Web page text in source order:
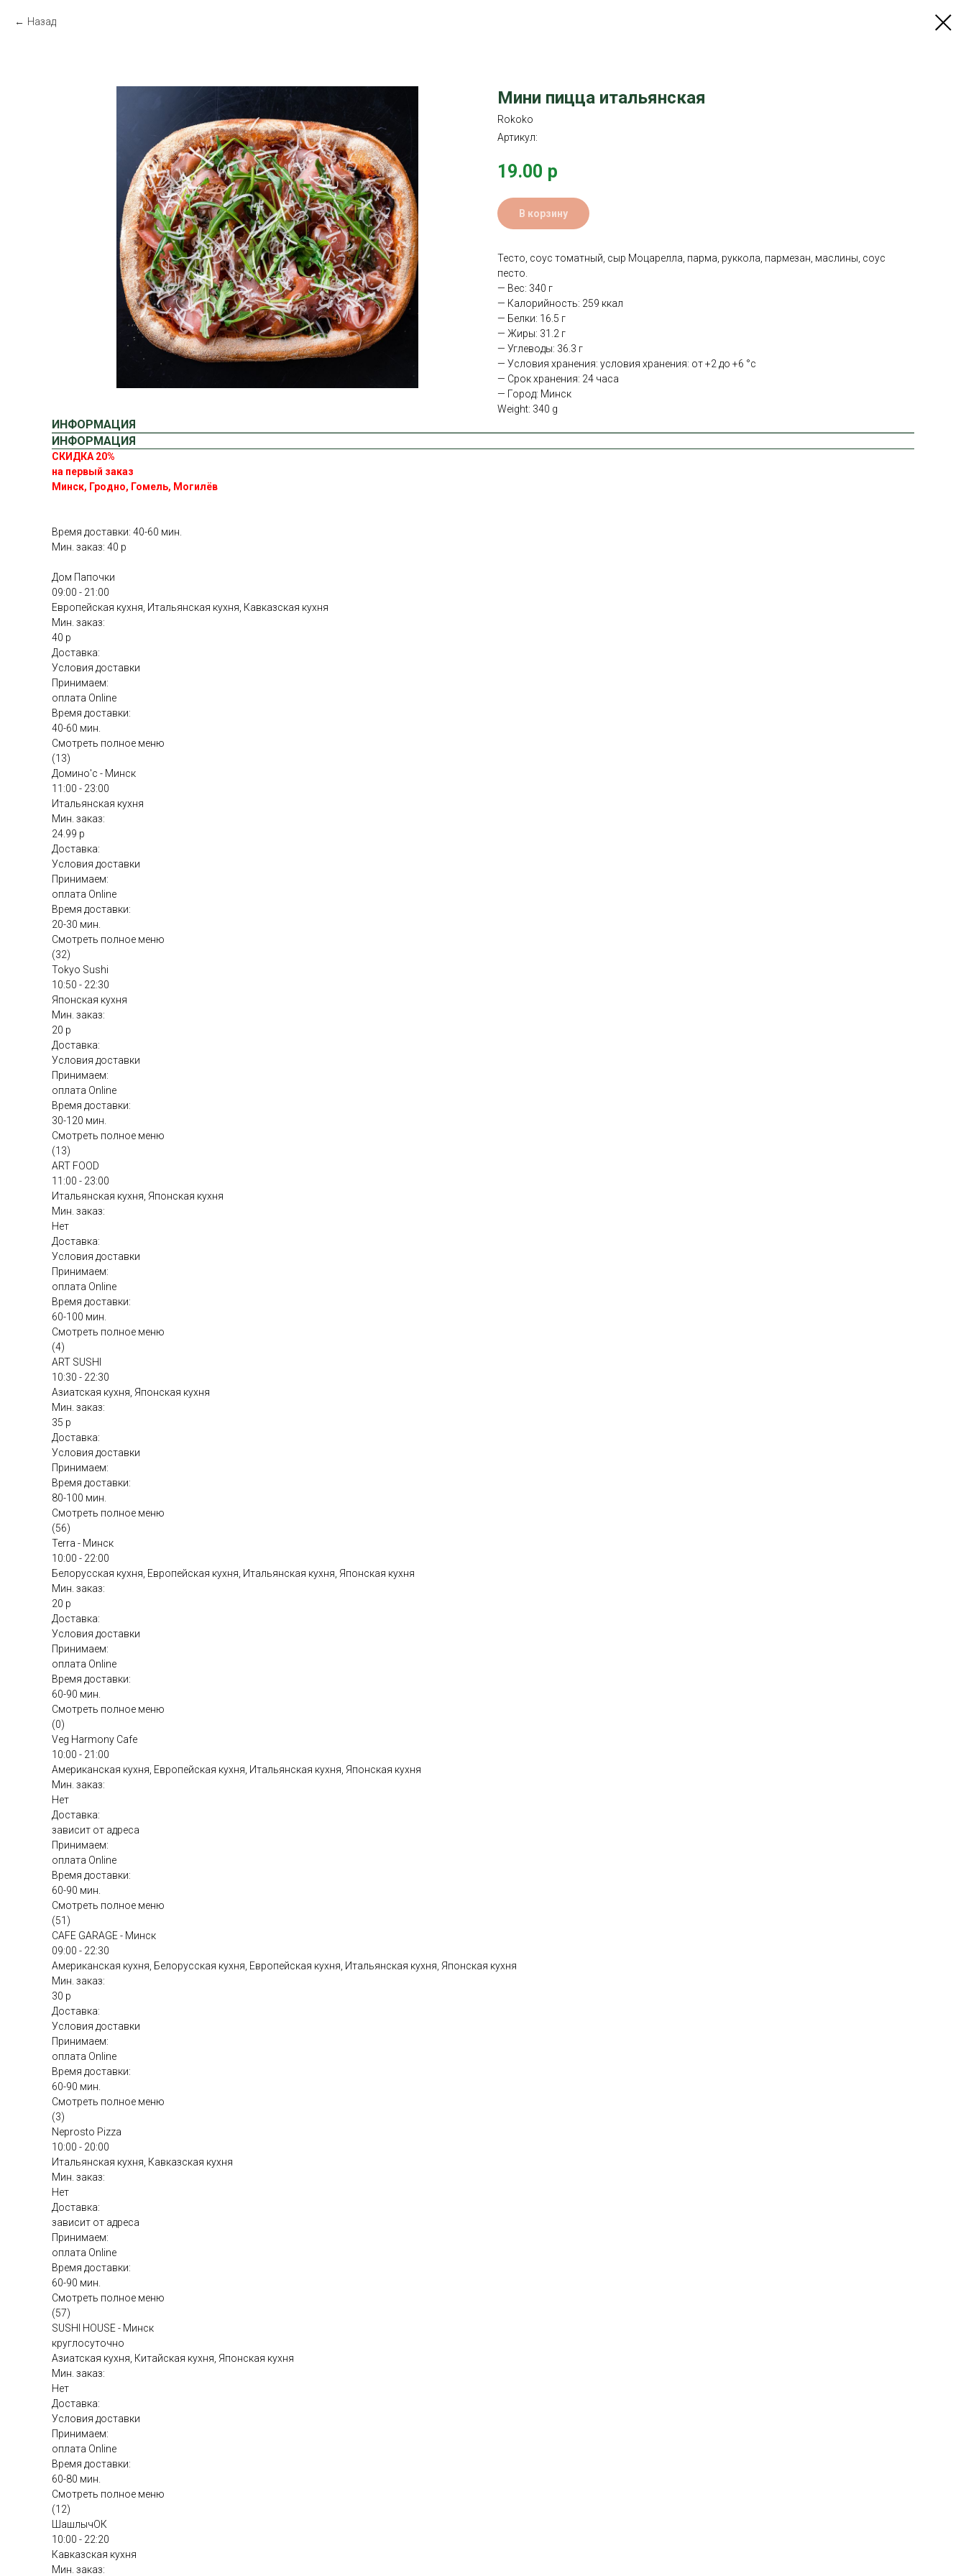
Назад
Мини пицца итальянская
Rokoko
Артикул:
19.00 р
В корзину
Тесто, соус томатный, сыр Моцарелла, парма, руккола, пармезан, маслины, соус
песто.
— Вес: 340 г
— Калорийность: 259 ккал
— Белки: 16.5 г
— Жиры: 31.2 г
— Углеводы: 36.3 г
— Условия хранения: условия хранения: от +2 до +6 °с
— Срок хранения: 24 часа
— Город: Минск
Weight: 340 g
ИНФОРМАЦИЯ
ИНФОРМАЦИЯ
СКИДКА 20%
на первый заказ
Минск, Гродно, Гомель, Могилёв
Время доставки: 40-60 мин.
Мин. заказ: 40 р
Дом Папочки
09:00 - 21:00
Европейская кухня, Итальянская кухня, Кавказская кухня
Мин. заказ:
40 р
Доставка:
Условия доставки
Принимаем:
оплата Online
Время доставки:
40-60 мин.
Смотреть полное меню
(13)
Домино'с - Минск
11:00 - 23:00
Итальянская кухня
Мин. заказ:
24.99 р
Доставка:
Условия доставки
Принимаем:
оплата Online
Время доставки:
20-30 мин.
Смотреть полное меню
(32)
Tokyo Sushi
10:50 - 22:30
Японская кухня
Мин. заказ:
20 р
Доставка:
Условия доставки
Принимаем:
оплата Online
Время доставки:
30-120 мин.
Смотреть полное меню
(13)
ART FOOD
11:00 - 23:00
Итальянская кухня, Японская кухня
Мин. заказ:
Нет
Доставка:
Условия доставки
Принимаем:
оплата Online
Время доставки:
60-100 мин.
Смотреть полное меню
(4)
ART SUSHI
10:30 - 22:30
Азиатская кухня, Японская кухня
Мин. заказ:
35 р
Доставка:
Условия доставки
Принимаем:
Время доставки:
80-100 мин.
Смотреть полное меню
(56)
Terra - Минск
10:00 - 22:00
Белорусская кухня, Европейская кухня, Итальянская кухня, Японская кухня
Мин. заказ:
20 р
Доставка:
Условия доставки
Принимаем:
оплата Online
Время доставки:
60-90 мин.
Смотреть полное меню
(0)
Veg Harmony Cafe
10:00 - 21:00
Американская кухня, Европейская кухня, Итальянская кухня, Японская кухня
Мин. заказ:
Нет
Доставка:
зависит от адреса
Принимаем:
оплата Online
Время доставки:
60-90 мин.
Смотреть полное меню
(51)
CAFE GARAGE - Минск
09:00 - 22:30
Американская кухня, Белорусская кухня, Европейская кухня, Итальянская кухня, Японская кухня
Мин. заказ:
30 р
Доставка:
Условия доставки
Принимаем:
оплата Online
Время доставки:
60-90 мин.
Смотреть полное меню
(3)
Neprosto Pizza
10:00 - 20:00
Итальянская кухня, Кавказская кухня
Мин. заказ:
Нет
Доставка:
зависит от адреса
Принимаем:
оплата Online
Время доставки:
60-90 мин.
Смотреть полное меню
(57)
SUSHI HOUSE - Минск
круглосуточно
Азиатская кухня, Китайская кухня, Японская кухня
Мин. заказ:
Нет
Доставка:
Условия доставки
Принимаем:
оплата Online
Время доставки:
60-80 мин.
Смотреть полное меню
(12)
ШашлычОК
10:00 - 22:20
Кавказская кухня
Мин. заказ: